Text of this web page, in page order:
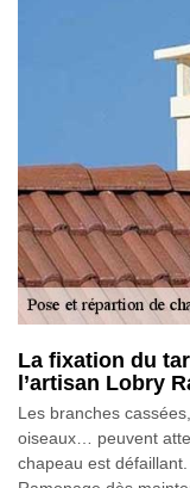
La fixation du
l’artisan Lobry
Les branches
oiseaux… peuvent
chapeau est